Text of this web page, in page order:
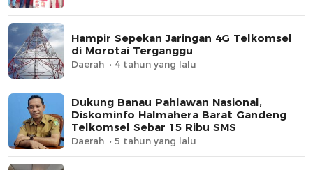
Hampir Sepekan Jaringan 4G Telkomsel
di Morotai Terganggu
Daerah 4 tahun yang lalu
Dukung Banau Pahlawan Nasional,
Diskominfo Halmahera Barat Gandeng
Telkomsel Sebar 15 Ribu SMS
Daerah 5 tahun yang lalu